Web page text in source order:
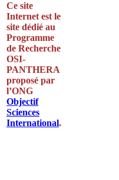
Ce site
Internet est le
site dédié au
Programme
de Recherche
OSI-
PANTHERA
proposé par
l’ONG
Objectif
Sciences
International.